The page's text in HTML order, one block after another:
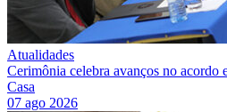
Atualidades
Cerimônia celebra avanços no acordo
Casa
07 ago 2026